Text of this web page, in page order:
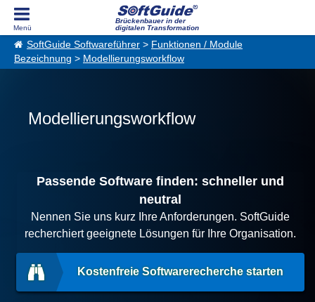
Brückenbauer in der
digitalen Transformation
SoftGuide Softwareführer > Funktionen / Module
Bezeichnung > Modellierungsworkflow
Modellierungsworkflow
Passende Software finden: schneller und
neutral
Nennen Sie uns kurz Ihre Anforderungen. SoftGuide
recherchiert geeignete Lösungen für Ihre Organisation.
Kostenfreie Softwarerecherche starten